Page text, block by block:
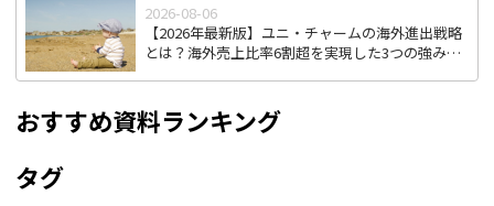
2026-08-06
【2026年最新版】ユニ・チャームの海外進出戦略
とは？海外売上比率6割超を実現した3つの強みを
おすすめ資料ランキング
タグ